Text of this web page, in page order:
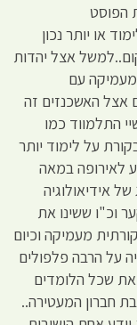
הפוסט
או יותר נכון
אצל יהדות
עם
אצל האשכנזים זה
התלמווד כמו
על לימוד יותר
לאירופה במאה
אידיאולוגיה
וכ"ו ששינו את
מעמיקה וכיום
על הרבה פלפולים
את שכל הלומדים
חברון המעטירה..